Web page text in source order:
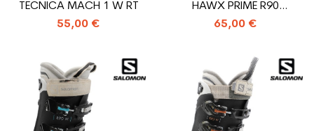
TECNICA MACH 1 W RT
55,00 €
HAWX PRIME R90
SKISCHUHE
65,00 €